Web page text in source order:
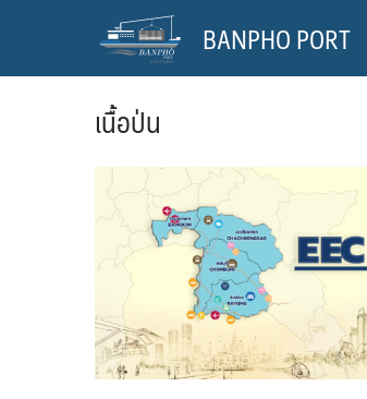
BANPHO PORT
เนื้อป่น